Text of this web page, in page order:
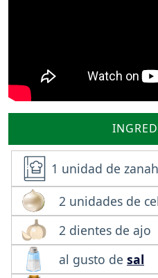
1 unidad de
2 unidades de
2 dientes de ajo
al gusto de sal